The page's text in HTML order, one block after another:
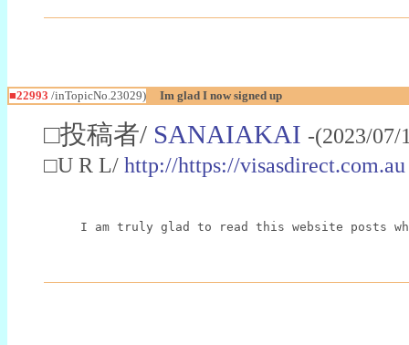
■22993 /inTopicNo.23029) Im glad I now signed up
□投稿者/ SANAIAKAI -(2023/
□U R L/ http://https://visasdirect.com.au
I am truly glad to read this website posts